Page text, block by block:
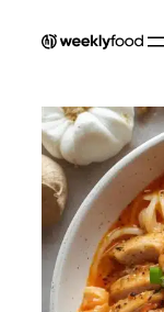
Accueil/Au
poivrons